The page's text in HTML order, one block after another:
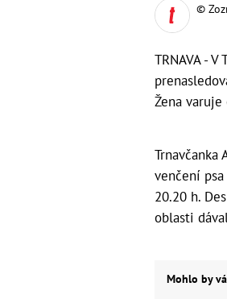
©
TRNAVA -
Žena
venčení
20.20 h.
oblasti
Mohlo by